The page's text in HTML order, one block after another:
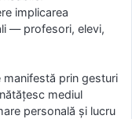
implicarea
— profesori, elevi,
prin gesturi
mediul
personală și lucru